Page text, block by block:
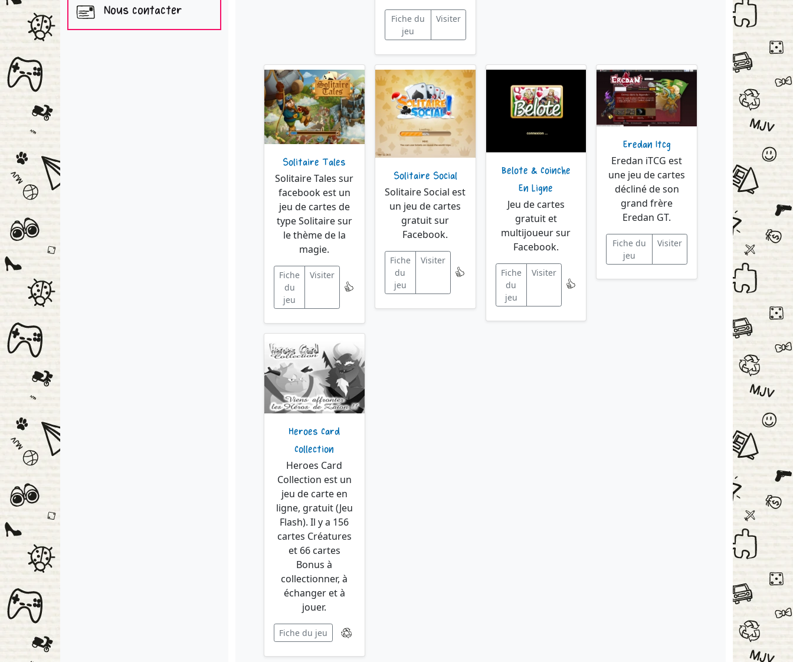
Nous contacter
Fiche du
jeu
Visiter
Solitaire Tales
Solitaire Tales sur
facebook est un
jeu de cartes de
type Solitaire sur
le thème de la
magie.
Fiche
du
jeu
Visiter
Solitaire Social
Solitaire Social est
un jeu de cartes
gratuit sur
Facebook.
Fiche
du
jeu
Visiter
Belote & Coinche
En Ligne
Jeu de cartes
gratuit et
multijoueur sur
Facebook.
Fiche
du
jeu
Visiter
Eredan Itcg
Eredan iTCG est
une jeu de cartes
décliné de son
grand frère
Eredan GT.
Fiche du
jeu
Visiter
Heroes Card
Collection
Heroes Card
Collection est un
jeu de carte en
ligne, gratuit (Jeu
Flash). Il y a 156
cartes Créatures
et 66 cartes
Bonus à
collectionner, à
échanger et à
jouer.
Fiche du jeu